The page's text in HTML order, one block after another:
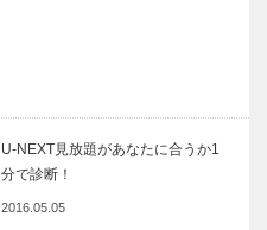
U-NEXT見放題があなたに合うか1
分で診断！
2016.05.05